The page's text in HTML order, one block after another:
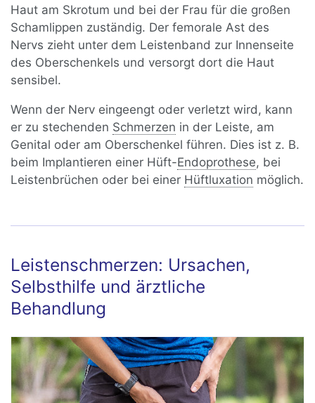
Haut am Skrotum und bei der Frau für die großen
Schamlippen zuständig. Der femorale Ast des
Nervs zieht unter dem Leistenband zur Innenseite
des Oberschenkels und versorgt dort die Haut
sensibel.
Wenn der Nerv eingeengt oder verletzt wird, kann
er zu stechenden Schmerzen in der Leiste, am
Genital oder am Oberschenkel führen. Dies ist z. B.
beim Implantieren einer Hüft-Endoprothese, bei
Leistenbrüchen oder bei einer Hüftluxation möglich.
Leistenschmerzen: Ursachen,
Selbsthilfe und ärztliche
Behandlung